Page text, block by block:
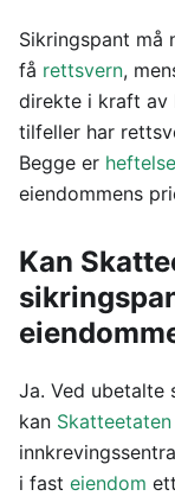
Sikringspant må
få rettsvern,
direkte i kraft av
tilfeller har
Begge er
eiendommens
Kan
Ja. Ved
kan Skatteetaten
i fast eiendom